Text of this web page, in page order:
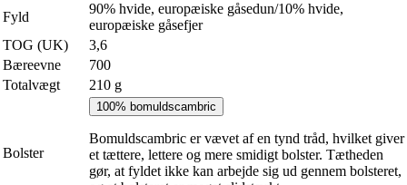
Fyld
90% hvide, europæiske gåsedun/10% hvide,
europæiske gåsefjer
TOG (UK)
3,6
Bæreevne
700
Totalvægt
210 g
Bolster
100% bomuldscambric
Bomuldscambric er vævet af en tynd tråd, hvilket giver
et tættere, lettere og mere smidigt bolster. Tætheden
gør, at fyldet ikke kan arbejde sig ud gennem bolsteret,